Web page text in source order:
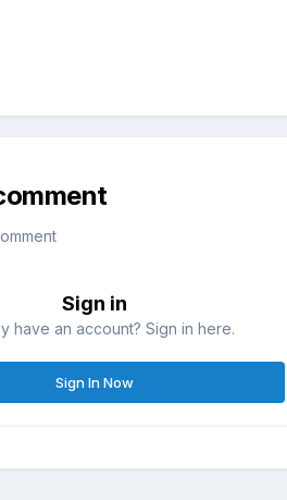
Sign in
have an account? Sign in here.
Sign In Now